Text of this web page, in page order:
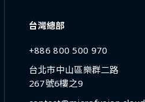
台灣總部
+886 800 500 970
台北市中山區樂群二路
267號6樓之9